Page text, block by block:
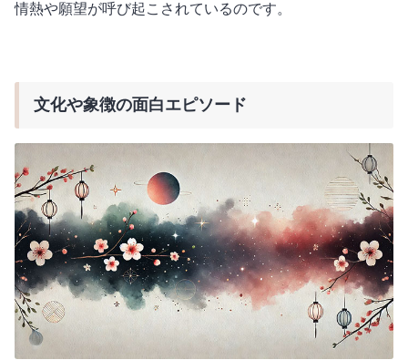
情熱や願望が呼び起こされているのです。
文化や象徴の面白エピソード